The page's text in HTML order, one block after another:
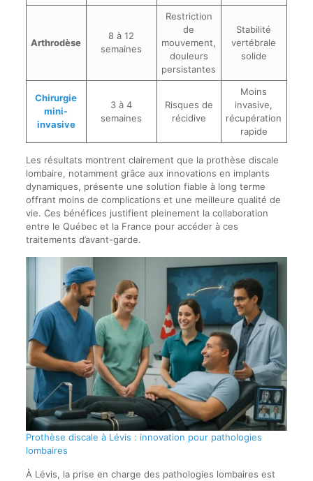
Arthrodèse
8 à 12
semaines
Restriction
de
mouvement,
douleurs
persistantes
Stabilité
vertébrale
solide
Chirurgie
mini-
invasive
3 à 4
semaines
Risques de
récidive
Moins
invasive,
récupération
rapide
Les résultats montrent clairement que la prothèse discale
lombaire, notamment grâce aux innovations en implants
dynamiques, présente une solution fiable à long terme
offrant moins de complications et une meilleure qualité de
vie. Ces bénéfices justifient pleinement la collaboration
entre le Québec et la France pour accéder à ces
traitements d’avant-garde.
Prothèse discale à Lévis : innovation pour pathologies
lombaires
À Lévis, la prise en charge des pathologies lombaires est